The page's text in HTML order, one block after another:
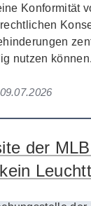
Konformität
nutzen können.
09.07.2026
der